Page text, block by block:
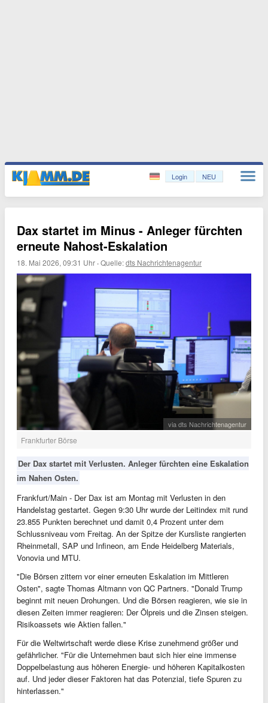
Login NEU
Dax startet im Minus - Anleger fürchten
erneute Nahost-Eskalation
18. Mai 2026, 09:31 Uhr ·Quelle:dts Nachrichtenagentur
via dts Nachrichtenagentur
Frankfurter Börse
Der Dax startet mit Verlusten. Anleger fürchten eine Eskalation
im Nahen Osten.
Frankfurt/Main - Der Dax ist am Montag mit Verlusten in den
Handelstag gestartet. Gegen 9:30 Uhr wurde der Leitindex mit rund
23.855 Punkten berechnet und damit 0,4 Prozent unter dem
Schlussniveau vom Freitag. An der Spitze der Kursliste rangierten
Rheinmetall, SAP und Infineon, am Ende Heidelberg Materials,
Vonovia und MTU.
"Die Börsen zittern vor einer erneuten Eskalation im Mittleren
Osten", sagte Thomas Altmann von QC Partners. "Donald Trump
beginnt mit neuen Drohungen. Und die Börsen reagieren, wie sie in
diesen Zeiten immer reagieren: Der Ölpreis und die Zinsen steigen.
Risikoassets wie Aktien fallen."
Für die Weltwirtschaft werde diese Krise zunehmend größer und
gefährlicher. "Für die Unternehmen baut sich hier eine immense
Doppelbelastung aus höheren Energie- und höheren Kapitalkosten
auf. Und jeder dieser Faktoren hat das Potenzial, tiefe Spuren zu
hinterlassen."